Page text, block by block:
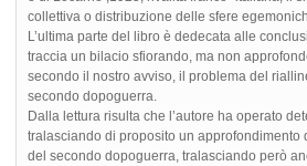
collettiva o distribuzione delle sfere
L’ultima parte del libro è dedecata alle
traccia un bilacio sfiorando, ma non
secondo il nostro avviso, il problema del
secondo dopoguerra.
Dalla lettura risulta che l’autore ha operato
tralasciando di proposito un approfondimento
del secondo dopoguerra, tralasciando però